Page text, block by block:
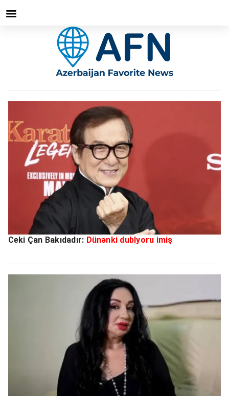
Ceki Çan Bakıdadır: Dünənki dublyoru imiş